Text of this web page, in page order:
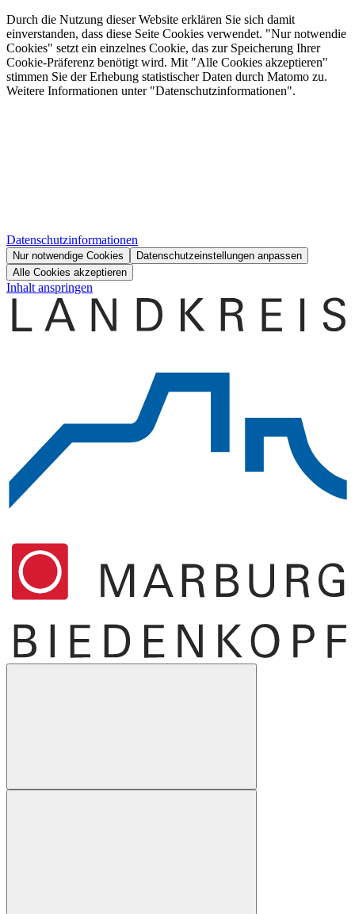
Durch die Nutzung dieser Website erklären Sie sich damit
einverstanden, dass diese Seite Cookies verwendet. "Nur notwendie
Cookies" setzt ein einzelnes Cookie, das zur Speicherung Ihrer
Cookie-Präferenz benötigt wird. Mit "Alle Cookies akzeptieren"
stimmen Sie der Erhebung statistischer Daten durch Matomo zu.
Weitere Informationen unter "Datenschutzinformationen".
Datenschutzinformationen
Nur notwendige Cookies
Datenschutzeinstellungen anpassen
Alle Cookies akzeptieren
Inhalt anspringen